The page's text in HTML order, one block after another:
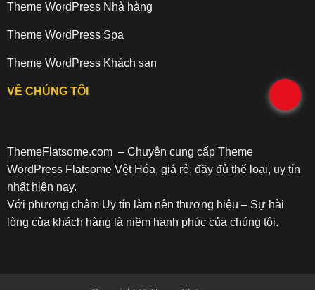
Theme WordPress Nhà hàng
Theme WordPress Spa
Theme WordPress Khách sạn
VỀ CHÚNG TÔI
ThemeFlatsome.com– Chuyên cung cấp Theme
WordPress Flatsome Vệt Hóa, giá rẻ, đầy đủ thể loại, uy tín
nhất hiện nay.
Với phương châm Uy tín làm nên thương hiệu – Sự hài
lòng của khách hàng là niềm hạnh phúc của chúng tôi.